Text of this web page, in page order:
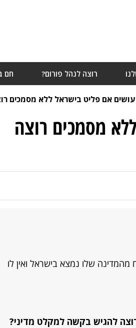
רוצה לנהל פורום? חם
אם פליט בישראל ללא מסמכים
מסמכים רוצה
שלו נמצא בישראל ואין לו
להגיש בקשה למקלט מדיני?